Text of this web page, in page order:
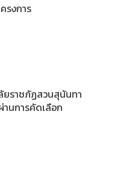
รงการ
ราชภัฏสวนสุนันทา
นการคัดเลือก